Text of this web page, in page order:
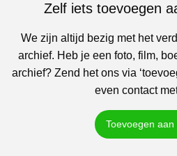
Zelf iets toevoegen
We zijn altijd bezig met het
archief. Heb je een foto, film,
archief? Zend het ons via
even contact
Toevoegen aan